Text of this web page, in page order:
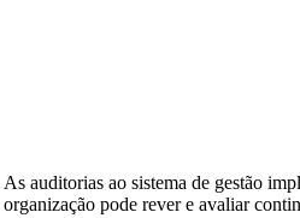
As auditorias ao sistema de gestão
organização pode rever e avaliar